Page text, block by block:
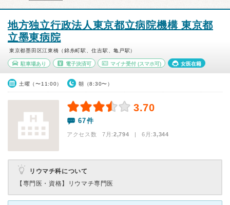
地方独立行政法人東京都立病院機構 東京都
立墨東病院
東京都墨田区江東橋（錦糸町駅、住吉駅、亀戸駅）
駐車場あり 電子決済可 マイナ受付 (スマホ可) 女医在籍
土曜（〜11:00） 朝（8:30〜）
3.70
67件
アクセス数 7月:2,794 | 6月:3,344
リウマチ科について
【専門医・資格】
リウマチ専門医